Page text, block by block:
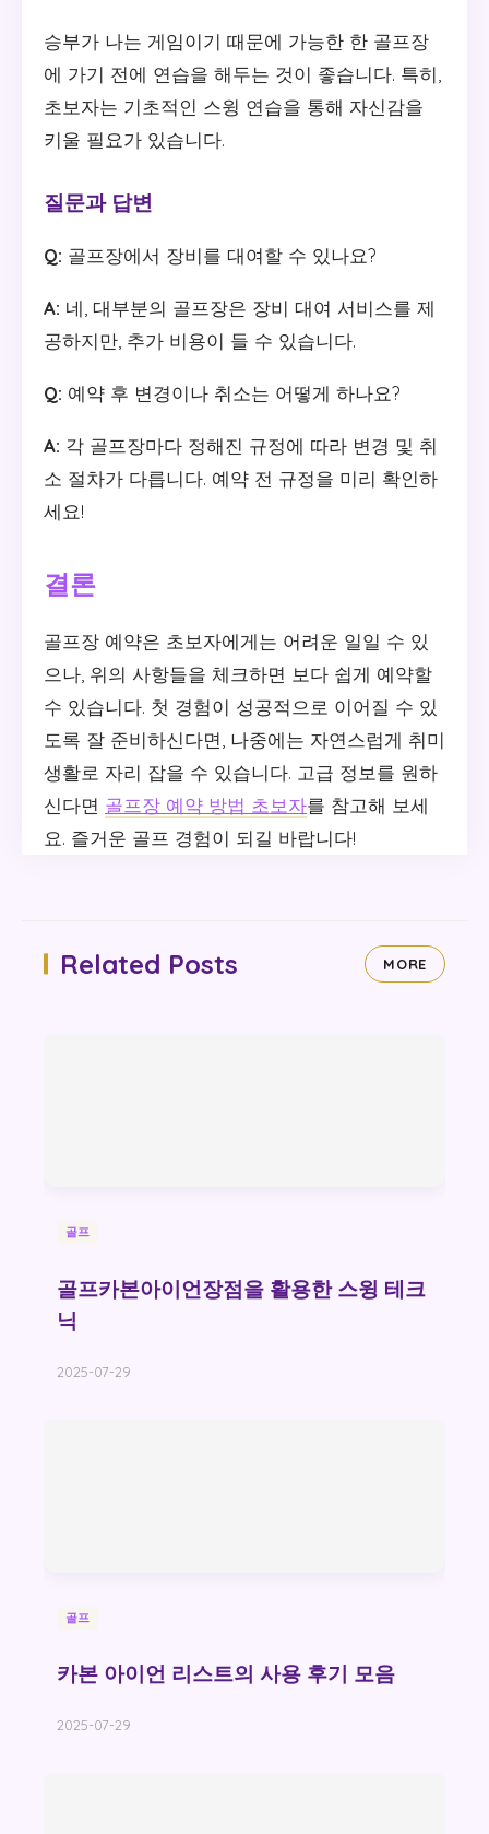
승부가 나는 게임이기 때문에 가능한 한 골프장
에 가기 전에 연습을 해두는 것이 좋습니다. 특히,
초보자는 기초적인 스윙 연습을 통해 자신감을
키울 필요가 있습니다.
질문과 답변
Q: 골프장에서 장비를 대여할 수 있나요?
A: 네, 대부분의 골프장은 장비 대여 서비스를 제
공하지만, 추가 비용이 들 수 있습니다.
Q: 예약 후 변경이나 취소는 어떻게 하나요?
A: 각 골프장마다 정해진 규정에 따라 변경 및 취
소 절차가 다릅니다. 예약 전 규정을 미리 확인하
세요!
결론
골프장 예약은 초보자에게는 어려운 일일 수 있
으나, 위의 사항들을 체크하면 보다 쉽게 예약할
수 있습니다. 첫 경험이 성공적으로 이어질 수 있
도록 잘 준비하신다면, 나중에는 자연스럽게 취미
생활로 자리 잡을 수 있습니다. 고급 정보를 원하
신다면 골프장 예약 방법 초보자를 참고해 보세
요. 즐거운 골프 경험이 되길 바랍니다!
Related Posts MORE
골프
골프카본아이언장점을 활용한 스윙 테크
닉
2025-07-29
골프
카본 아이언 리스트의 사용 후기 모음
2025-07-29